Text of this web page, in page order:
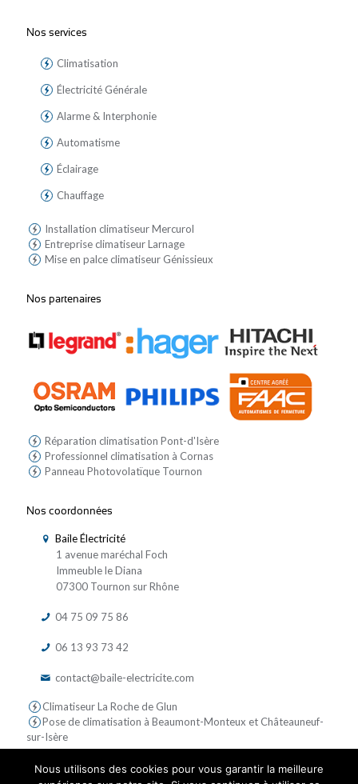
Nos services
Climatisation
Électricité Générale
Alarme & Interphonie
Automatisme
Éclairage
Chauffage
Installation climatiseur Mercurol
Entreprise climatiseur Larnage
Mise en palce climatiseur Génissieux
Nos partenaires
Réparation climatisation Pont-d'Isère
Professionnel climatisation à Cornas
Panneau Photovolatïque Tournon
Nos coordonnées
Baile Électricité
1 avenue maréchal Foch
Immeuble le Diana
07300 Tournon sur Rhône
04 75 09 75 86
06 13 93 73 42
contact@baile-electricite.com
Climatiseur La Roche de Glun
Pose de climatisation à Beaumont-Monteux et Châteauneuf-
sur-Isère
Nous utilisons des cookies pour vous garantir la meilleure